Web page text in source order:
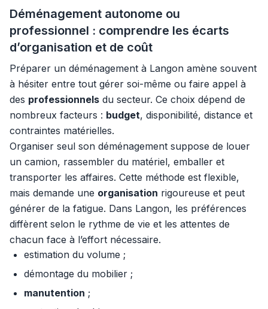
Déménagement autonome ou
professionnel : comprendre les écarts
d’organisation et de coût
Préparer un déménagement à Langon amène souvent
à hésiter entre tout gérer soi-même ou faire appel à
des professionnels du secteur. Ce choix dépend de
nombreux facteurs : budget, disponibilité, distance et
contraintes matérielles.
Organiser seul son déménagement suppose de louer
un camion, rassembler du matériel, emballer et
transporter les affaires. Cette méthode est flexible,
mais demande une organisation rigoureuse et peut
générer de la fatigue. Dans Langon, les préférences
diffèrent selon le rythme de vie et les attentes de
chacun face à l’effort nécessaire.
estimation du volume ;
démontage du mobilier ;
manutention ;